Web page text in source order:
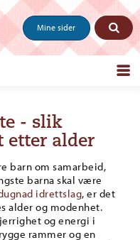
Mine sider
- slik
etter alder
barn om samarbeid,
barna skal være
idrettslag, er det
alder og modenhet.
og energi i
rammer og en